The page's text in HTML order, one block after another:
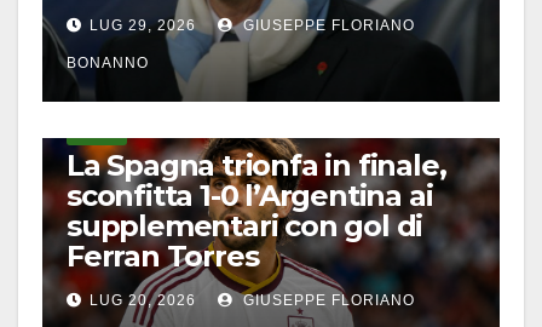
LUG 29, 2026 GIUSEPPE FLORIANO
BONANNO
La Spagna trionfa in finale,
sconfitta 1-0 l’Argentina ai
supplementari con gol di
Ferran Torres
LUG 20, 2026 GIUSEPPE FLORIANO